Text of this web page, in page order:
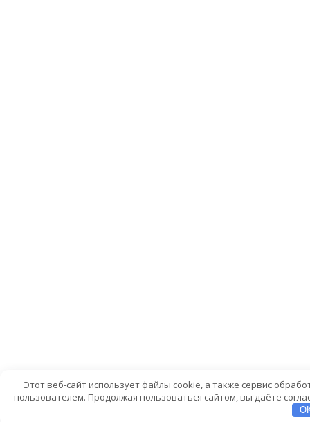
Этот веб-сайт использует файлы cookie, а также сервис
пользователем. Продолжая пользоваться сайтом, вы даёте